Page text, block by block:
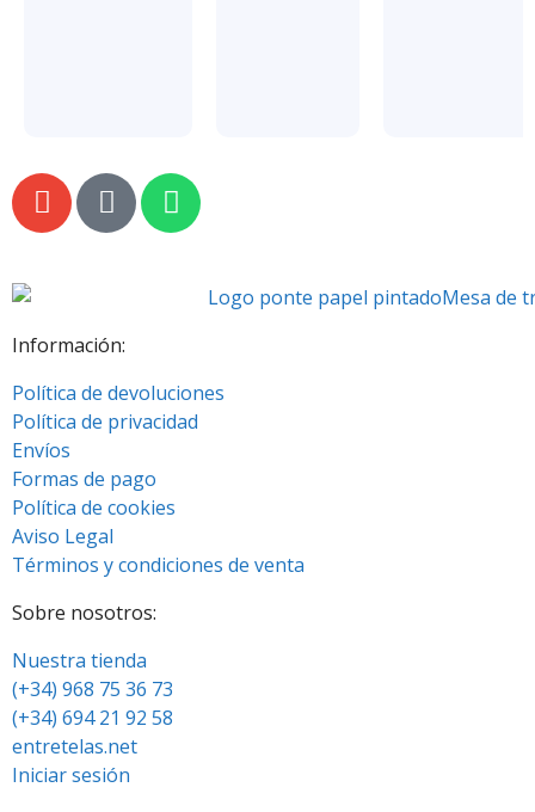
Información:
Política de devoluciones
Política de privacidad
Envíos
Formas de pago
Política de cookies
Aviso Legal
Términos y condiciones de venta
Sobre nosotros:
Nuestra tienda
(+34) 968 75 36 73
(+34) 694 21 92 58
entretelas.net
Iniciar sesión